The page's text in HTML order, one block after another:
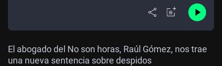
El abogado del No son horas, Raúl Gómez, nos trae
una nueva sentencia sobre despidos